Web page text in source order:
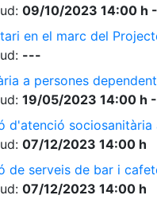
09/10/2023 14:00 h
en el marc del
---
a persones
19/05/2023 14:00 h
07/12/2023 14:00 h
de serveis de bar i
07/12/2023 14:00 h